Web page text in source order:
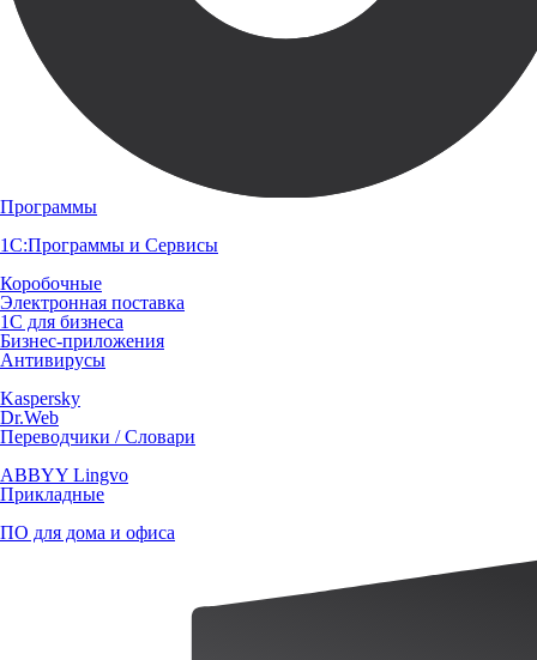
Программы
1С:Программы и Сервисы
Коробочные
Электронная поставка
1С для бизнеса
Бизнес-приложения
Антивирусы
Kaspersky
Dr.Web
Переводчики / Словари
ABBYY Lingvo
Прикладные
ПО для дома и офиса